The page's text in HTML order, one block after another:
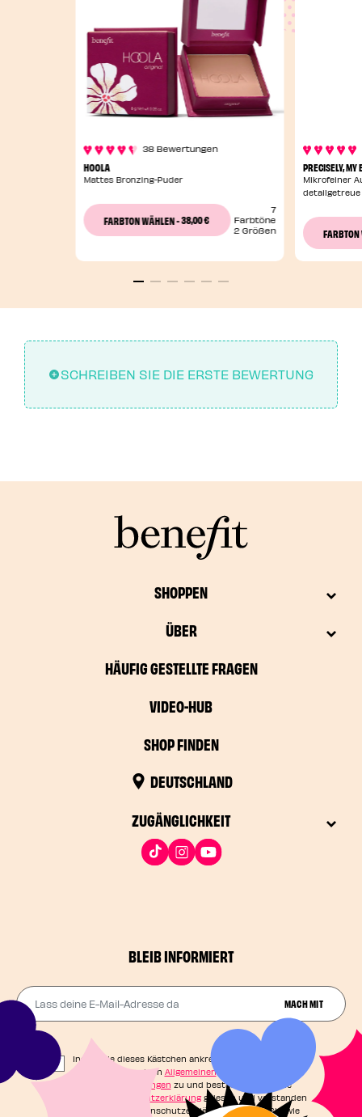
38 Bewertungen
HOOLA
Mattes Bronzing-Puder
FARBTON WÄHLEN-38,00 €
7
Farbtöne
2 Größen
PRECISELY,
Mikrofeiner
detailgetreue
SCHREIBEN SIE DIE ERSTE BEWERTUNG
SHOPPEN
ÜBER
HÄUFIG GESTELLTE FRAGEN
VIDEO-HUB
SHOP FINDEN
DEUTSCHLAND
ZUGÄNGLICHKEIT
BLEIB INFORMIERT
Lass deine E-Mail-Adresse da MACH MIT
Indem Sie dieses Kästchen ankreuzen, stimmen Sie
unseren Allgemeinen Allgemeinen
Geschäftsbedingungen zu und bestätigen, dass Sie
Datenschutzerklärunggelesen und verstanden
haben. In der Datenschutzerklärung erfahren Sie, wie